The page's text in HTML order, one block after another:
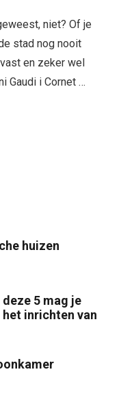
niet? Of je
stad nog nooit
en zeker wel
Gaudi i Cornet …
huizen
5 mag je
inrichten van